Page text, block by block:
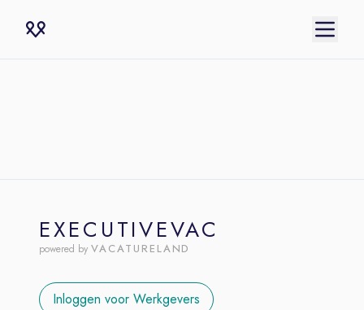
EXECUTIVEVAC
powered by VACATURELAND
Inloggen voor Werkgevers